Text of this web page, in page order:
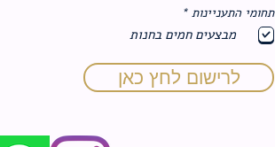
תחומי התעניינות *
ב
מבצעים חמים בחנות
לרישום לחץ כאן